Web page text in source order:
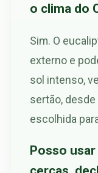
o clima do
Sim. O
externo e
sol intenso,
sertão,
escolhida
Posso